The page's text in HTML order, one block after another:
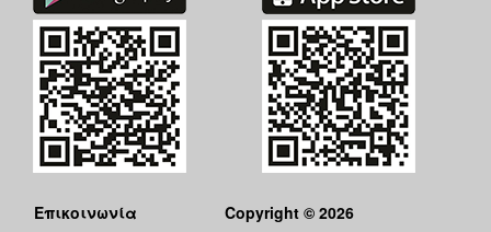
Επικοινωνία Copyright © 2026